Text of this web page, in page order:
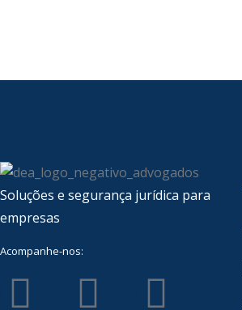
Soluções e segurança jurídica para
empresas
Acompanhe-nos: